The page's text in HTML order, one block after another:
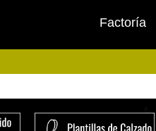
Factoría